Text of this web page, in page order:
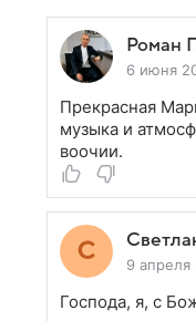
Роман
6 июня
Прекрасная
музыка и
воочии.
9 апреля
Господа, я, с